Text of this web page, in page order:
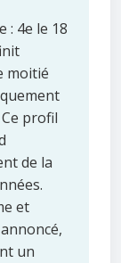
: 4e le 18
moitié
profil
de la
et
un